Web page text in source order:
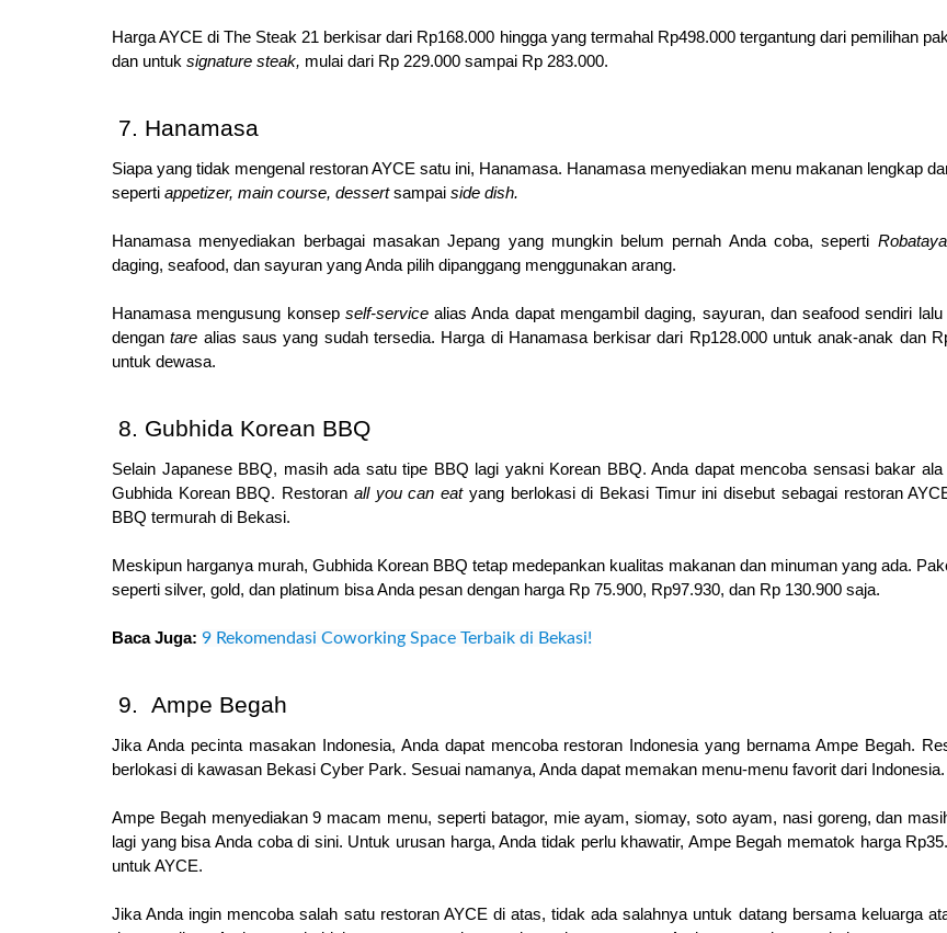
Harga AYCE di The Steak 21 berkisar dari Rp168.000 hingga yang termahal Rp498.000 tergantung dari pemilihan
dan untuk signature steak, mulai dari Rp 229.000 sampai Rp 283.000.
Hanamasa
Siapa yang tidak mengenal restoran AYCE satu ini, Hanamasa. Hanamasa menyediakan menu makanan lengkap
seperti appetizer, main course, dessert sampai side dish.
Hanamasa menyediakan berbagai masakan Jepang yang mungkin belum pernah Anda coba, seperti
daging, seafood, dan sayuran yang Anda pilih dipanggang menggunakan arang.
Hanamasa mengusung konsep self-service alias Anda dapat mengambil daging, sayuran, dan seafood sendiri
dengan tare alias saus yang sudah tersedia. Harga di Hanamasa berkisar dari Rp128.000 untuk anak-anak dan
untuk dewasa.
Gubhida Korean BBQ
Selain Japanese BBQ, masih ada satu tipe BBQ lagi yakni Korean BBQ. Anda dapat mencoba sensasi bakar ala
Gubhida Korean BBQ. Restoran all you can eat yang berlokasi di Bekasi Timur ini disebut sebagai restoran
BBQ termurah di Bekasi.
Meskipun harganya murah, Gubhida Korean BBQ tetap medepankan kualitas makanan dan minuman yang ada.
seperti silver, gold, dan platinum bisa Anda pesan dengan harga Rp 75.900, Rp97.930, dan Rp 130.900 saja.
Baca Juga: 9 Rekomendasi Coworking Space Terbaik di Bekasi!
Ampe Begah
Jika Anda pecinta masakan Indonesia, Anda dapat mencoba restoran Indonesia yang bernama Ampe Begah.
berlokasi di kawasan Bekasi Cyber Park. Sesuai namanya, Anda dapat memakan menu-menu favorit dari Indonesia.
Ampe Begah menyediakan 9 macam menu, seperti batagor, mie ayam, siomay, soto ayam, nasi goreng, dan
lagi yang bisa Anda coba di sini. Untuk urusan harga, Anda tidak perlu khawatir, Ampe Begah mematok harga
untuk AYCE.
Jika Anda ingin mencoba salah satu restoran AYCE di atas, tidak ada salahnya untuk datang bersama keluarga